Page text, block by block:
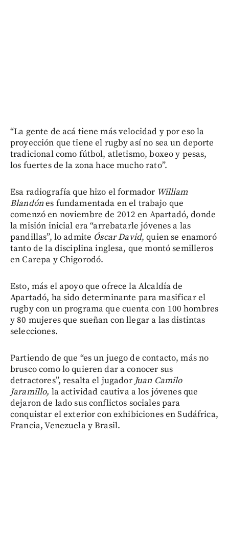
“La gente de acá tiene más velocidad y por eso la
proyección que tiene el rugby así no sea un deporte
tradicional como fútbol, atletismo, boxeo y pesas,
los fuertes de la zona hace mucho rato”.
Esa radiografía que hizo el formador William
Blandónes fundamentada en el trabajo que
comenzó en noviembre de 2012 en Apartadó, donde
la misión inicial era “arrebatarle jóvenes a las
pandillas”, lo admite Óscar David, quien se enamoró
tanto de la disciplina inglesa, que montó semilleros
en Carepa y Chigorodó.
Esto, más el apoyo que ofrece la Alcaldía de
Apartadó, ha sido determinante para masificar el
rugby con un programa que cuenta con 100 hombres
y 80 mujeres que sueñan con llegar a las distintas
selecciones.
Partiendo de que “es un juego de contacto, más no
brusco como lo quieren dar a conocer sus
detractores”, resalta el jugador Juan Camilo
Jaramillo, la actividad cautiva a los jóvenes que
dejaron de lado sus conflictos sociales para
conquistar el exterior con exhibiciones en Sudáfrica,
Francia, Venezuela y Brasil.